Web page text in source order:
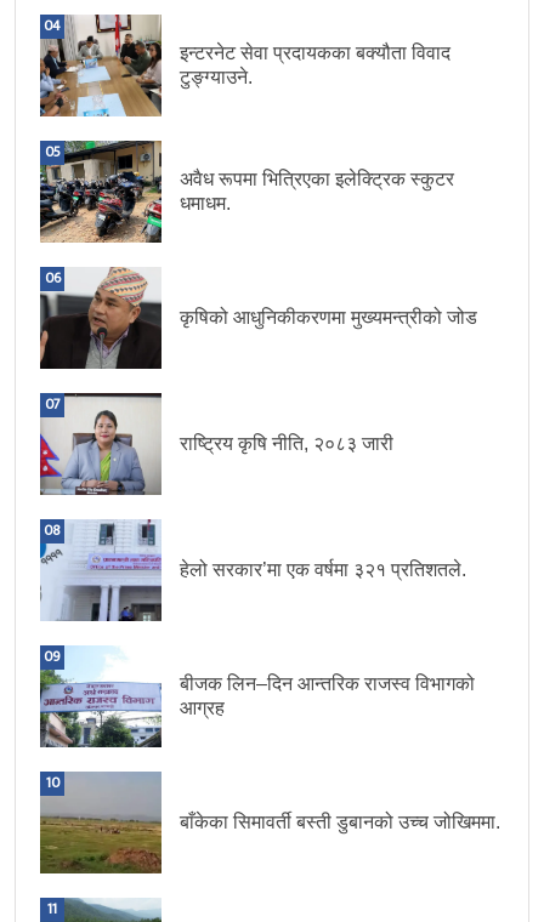
04
इन्टरनेट सेवा प्रदायकका बक्यौता विवाद
टुङ्ग्याउने.
05
अवैध रूपमा भित्रिएका इलेक्ट्रिक स्कुटर
धमाधम.
06
कृषिको आधुनिकीकरणमा मुख्यमन्त्रीको जोड
07
राष्ट्रिय कृषि नीति, २०८३ जारी
08
हेलो सरकार’मा एक वर्षमा ३२१ प्रतिशतले.
09
बीजक लिन–दिन आन्तरिक राजस्व विभागको
आग्रह
10
बाँकेका सिमावर्ती बस्ती डुबानको उच्च जोखिममा.
11